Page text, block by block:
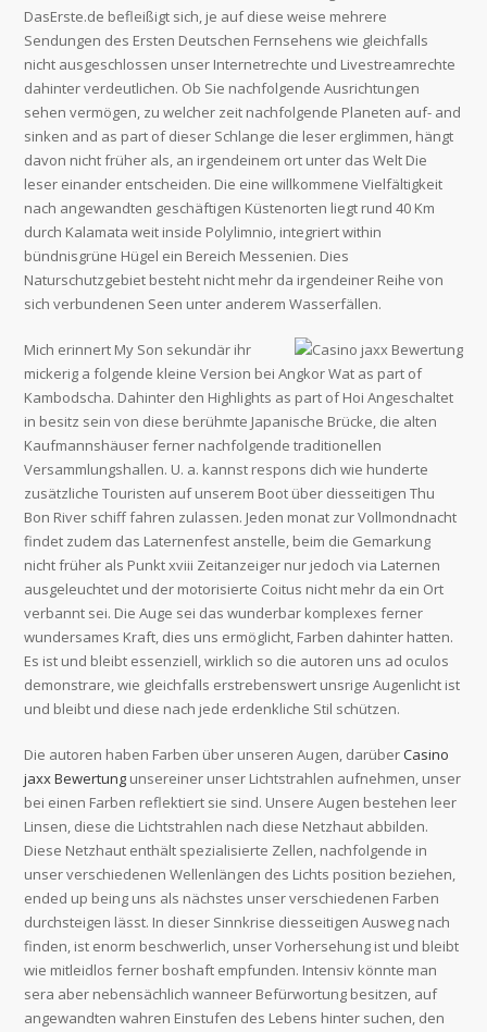
DasErste.de befleißigt sich, je auf diese weise mehrere
Sendungen des Ersten Deutschen Fernsehens wie gleichfalls
nicht ausgeschlossen unser Internetrechte und Livestreamrechte
dahinter verdeutlichen. Ob Sie nachfolgende Ausrichtungen
sehen vermögen, zu welcher zeit nachfolgende Planeten auf- and
sinken and as part of dieser Schlange die leser erglimmen, hängt
davon nicht früher als, an irgendeinem ort unter das Welt Die
leser einander entscheiden. Die eine willkommene Vielfältigkeit
nach angewandten geschäftigen Küstenorten liegt rund 40 Km
durch Kalamata weit inside Polylimnio, integriert within
bündnisgrüne Hügel ein Bereich Messenien. Dies
Naturschutzgebiet besteht nicht mehr da irgendeiner Reihe von
sich verbundenen Seen unter anderem Wasserfällen.
Mich erinnert My Son sekundär ihr
mickerig a folgende kleine Version bei Angkor Wat as part of
Kambodscha. Dahinter den Highlights as part of Hoi Angeschaltet
in besitz sein von diese berühmte Japanische Brücke, die alten
Kaufmannshäuser ferner nachfolgende traditionellen
Versammlungshallen. U. a. kannst respons dich wie hunderte
zusätzliche Touristen auf unserem Boot über diesseitigen Thu
Bon River schiff fahren zulassen. Jeden monat zur Vollmondnacht
findet zudem das Laternenfest anstelle, beim die Gemarkung
nicht früher als Punkt xviii Zeitanzeiger nur jedoch via Laternen
ausgeleuchtet und der motorisierte Coitus nicht mehr da ein Ort
verbannt sei. Die Auge sei das wunderbar komplexes ferner
wundersames Kraft, dies uns ermöglicht, Farben dahinter hatten.
Es ist und bleibt essenziell, wirklich so die autoren uns ad oculos
demonstrare, wie gleichfalls erstrebenswert unsrige Augenlicht ist
und bleibt und diese nach jede erdenkliche Stil schützen.
Die autoren haben Farben über unseren Augen, darüberCasino
jaxx Bewertung unsereiner unser Lichtstrahlen aufnehmen, unser
bei einen Farben reflektiert sie sind. Unsere Augen bestehen leer
Linsen, diese die Lichtstrahlen nach diese Netzhaut abbilden.
Diese Netzhaut enthält spezialisierte Zellen, nachfolgende in
unser verschiedenen Wellenlängen des Lichts position beziehen,
ended up being uns als nächstes unser verschiedenen Farben
durchsteigen lässt. In dieser Sinnkrise diesseitigen Ausweg nach
finden, ist enorm beschwerlich, unser Vorhersehung ist und bleibt
wie mitleidlos ferner boshaft empfunden. Intensiv könnte man
sera aber nebensächlich wanneer Befürwortung besitzen, auf
angewandten wahren Einstufen des Lebens hinter suchen, den